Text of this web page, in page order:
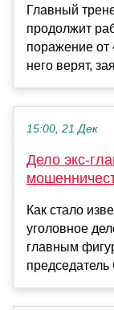
Главный
продолжит
поражение от
него верят,
15:00, 21 Дек
Дело экс-
Как стало
уголовное
главным
председатель